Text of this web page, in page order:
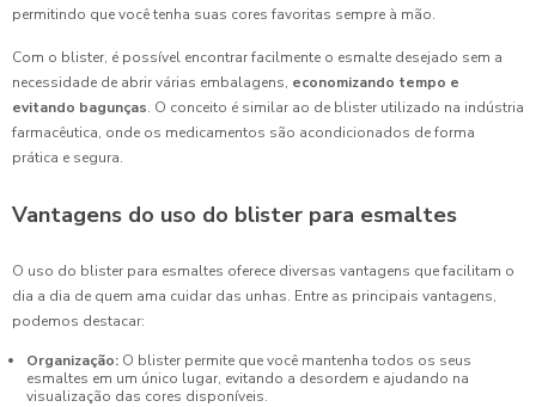
permitindo que você tenha suas cores favoritas sempre à mão.
Com o blister, é possível encontrar facilmente o esmalte desejado sem a
necessidade de abrir várias embalagens, economizando tempo e
evitando bagunças. O conceito é similar ao de blister utilizado na indústria
farmacêutica, onde os medicamentos são acondicionados de forma
prática e segura.
Vantagens do uso do blister para esmaltes
O uso do blister para esmaltes oferece diversas vantagens que facilitam o
dia a dia de quem ama cuidar das unhas. Entre as principais vantagens,
podemos destacar:
Organização: O blister permite que você mantenha todos os seus
esmaltes em um único lugar, evitando a desordem e ajudando na
visualização das cores disponíveis.